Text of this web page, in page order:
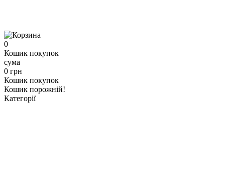
0
Кошик покупок
сума
0 грн
Кошик покупок
Кошик порожній!
Категорії